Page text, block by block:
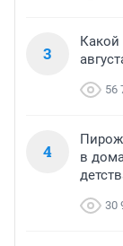
3
Какой
56
4
в
30